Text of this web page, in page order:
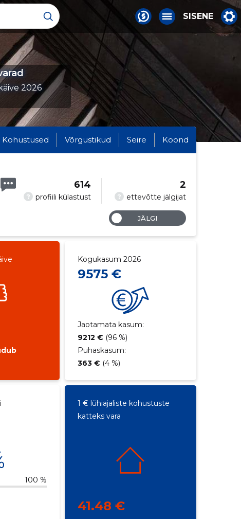
SISENE
2026
Kohustused Võrgustikud Seire Koond
? profiili külastust
614
? ettevõtte jälgijat
2
JÄLGI
Kogukasum 2026
9575 €
Jaotamata kasum:
9212 € (96 %)
Puhaskasum:
363 € (4 %)
100 %
1 € lühiajaliste kohustuste
katteks vara
41.48 €